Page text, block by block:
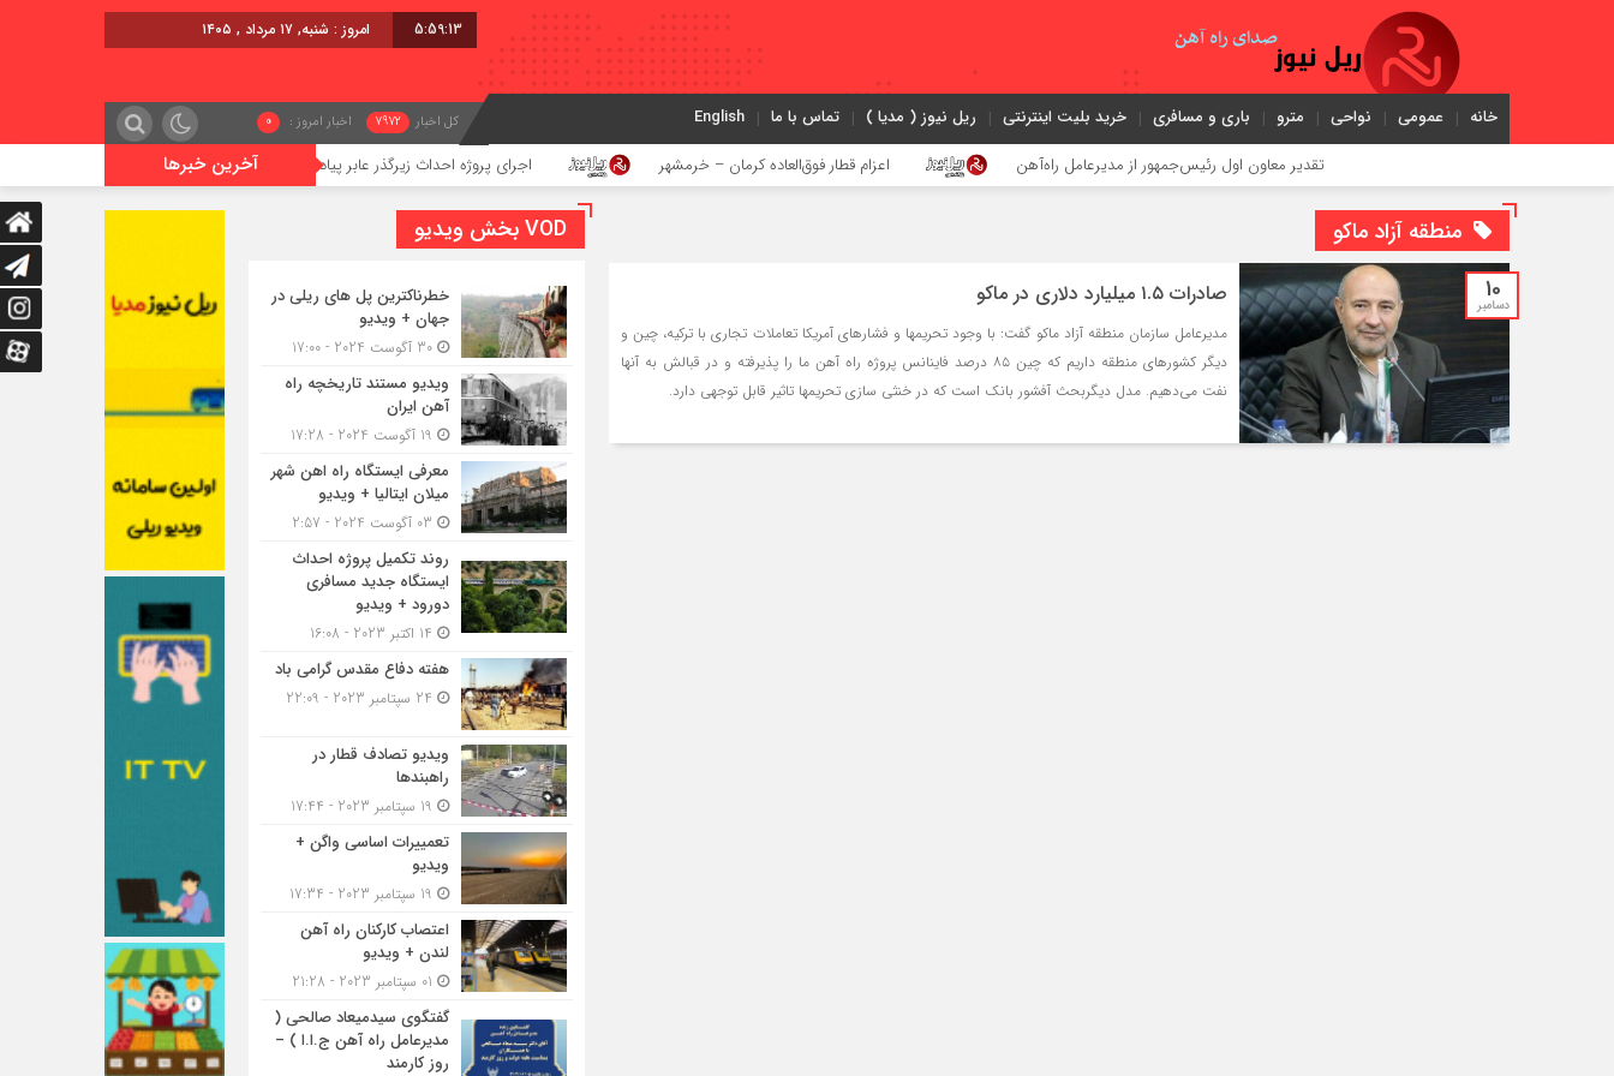
5:59:14 امروز : شنبه, ۱۷ مرداد , ۱۴۰۵
خانه عمومی نواحی مترو باری و مسافری خرید بلیت اینترنتی ریل نیوز ( مدیا ) تماس با ما English کل اخبار 7972 اخبار امروز : 0
آخرین خبرها تقدیر معاون اول رئیس‌جمهور از مدیرعامل راه‌آهن اعزام قطار فوق‌العاده کرمان – خرمشهر اجرای پروژه احداث زیرگذر عابر پیاده در حریم ریلی قائمشهر
منطقه آزاد ماکو
10
دسامبر صادرات ۱.۵ میلیارد دلاری در ماکو
مدیرعامل سازمان منطقه آزاد ماکو گفت: با وجود تحریمها و فشارهای آمریکا تعاملات تجاری با ترکیه، چین و
دیگر کشورهای منطقه داریم که چین ۸۵ درصد فاینانس پروژه راه آهن ما را پذیرفته و در قبالش به آنها
نفت می‌دهیم. مدل دیگربحث آفشور بانک است که در خنثی سازی تحریمها تاثیر قابل توجهی دارد.
VOD بخش ویدیو
خطرناکترین پل های ریلی در
جهان + ویدیو
ویدیو مستند تاریخچه راه
آهن ایران
معرفی ایستگاه راه اهن شهر
میلان ایتالیا + ویدیو
روند تکمیل پروژه احداث
ایستگاه جدید مسافری
دورود + ویدیو
هفته دفاع مقدس گرامی باد
ویدیو تصادف قطار در
راهبندها
تعمییرات اساسی واگن +
ویدیو
اعتصاب کارکنان راه آهن
لندن + ویدیو
گفتگوی سیدمیعاد صالحی (
مدیرعامل راه آهن ج.ا.ا ) –
روز کارمند